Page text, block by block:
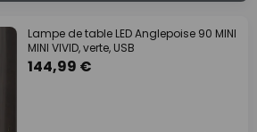
Lampe de table LED Anglepoise 90 MINI
MINI VIVID, verte, USB
144,99 €